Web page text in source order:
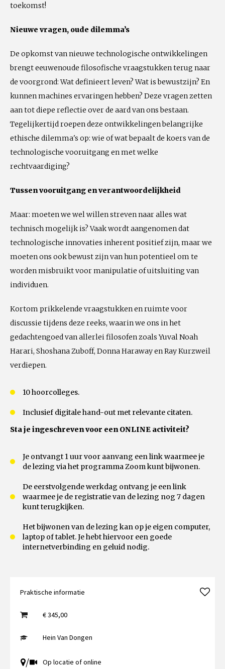
toekomst!
Nieuwe vragen, oude dilemma’s
De opkomst van nieuwe technologische ontwikkelingen
brengt eeuwenoude filosofische vraagstukken terug naar
de voorgrond: Wat definieert leven? Wat is bewustzijn? En
kunnen machines ervaringen hebben? Deze vragen zetten
aan tot diepe reflectie over de aard van ons bestaan.
Tegelijkertijd roepen deze ontwikkelingen belangrijke
ethische dilemma's op: wie of wat bepaalt de koers van de
technologische vooruitgang en met welke
rechtvaardiging?
Tussen vooruitgang en verantwoordelijkheid
Maar: moeten we wel willen streven naar alles wat
technisch mogelijk is? Vaak wordt aangenomen dat
technologische innovaties inherent positief zijn, maar we
moeten ons ook bewust zijn van hun potentieel om te
worden misbruikt voor manipulatie of uitsluiting van
individuen.
Kortom prikkelende vraagstukken en ruimte voor
discussie tijdens deze reeks, waarin we ons in het
gedachtengoed van allerlei filosofen zoals Yuval Noah
Harari, Shoshana Zuboff, Donna Haraway en Ray Kurzweil
verdiepen.
10 hoorcolleges.
Inclusief digitale hand-out met relevante citaten.
Sta je ingeschreven voor een ONLINE activiteit?
Je ontvangt 1 uur voor aanvang een link waarmee je
de lezing via het programma Zoom kunt bijwonen.
De eerstvolgende werkdag ontvang je een link
waarmee je de registratie van de lezing nog 7 dagen
kunt terugkijken.
Het bijwonen van de lezing kan op je eigen computer,
laptop of tablet. Je hebt hiervoor een goede
internetverbinding en geluid nodig.
Praktische informatie
€ 345,00
Hein Van Dongen
/ Op locatie of online